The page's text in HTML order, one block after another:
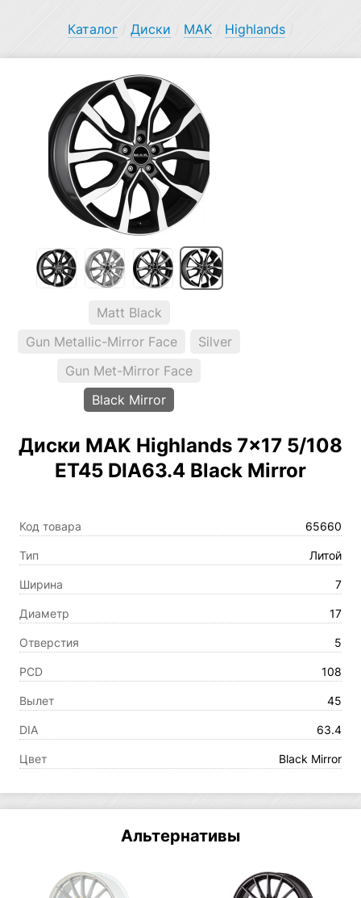
Каталог/ Диски MAK/ Highlands/
Matt Black
Gun Metallic-Mirror Face
Silver
Gun Met-Mirror Face
Black Mirror
Диски MAK Highlands 7×17 5/108
ET45 DIA63.4 Black Mirror
Код товара 65660
Тип Литой
Ширина 7
Диаметр 17
Отверстия 5
PCD 108
Вылет 45
DIA 63.4
Цвет Black Mirror
Альтернативы